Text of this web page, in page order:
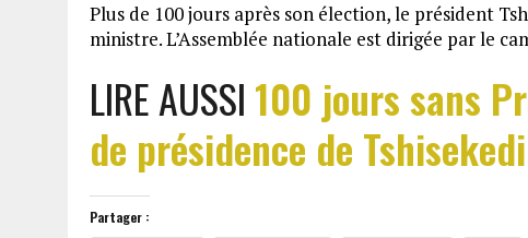
Plus de 100 jours après son élection, le président
ministre. L’Assemblée nationale est dirigée par le
LIRE AUSSI 100 jours sans
de présidence de Tshisekedi
Partager :